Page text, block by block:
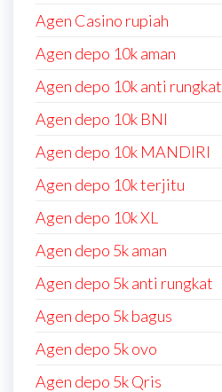
Agen Casino rupiah
Agen depo 10k aman
Agen depo 10k anti rungkat
Agen depo 10k BNI
Agen depo 10k MANDIRI
Agen depo 10k terjitu
Agen depo 10k XL
Agen depo 5k aman
Agen depo 5k anti rungkat
Agen depo 5k bagus
Agen depo 5k ovo
Agen depo 5k Qris